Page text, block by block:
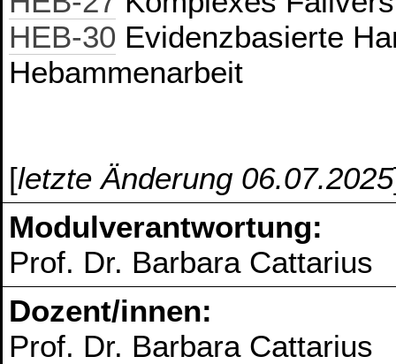
HEB-30 Evidenzbasierte
Hebammenarbeit
[letzte Änderung 06.07.2025
Modulverantwortung:
Prof. Dr. Barbara Cattarius
Dozent/innen:
Prof. Dr. Barbara Cattarius